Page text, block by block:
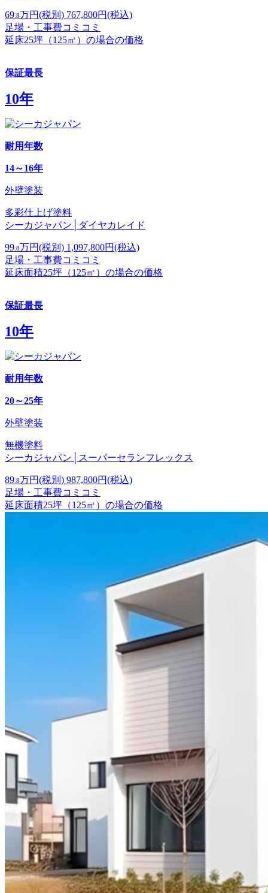
69 .8万円(税別) 767,800円(税込)
足場・工事費コミコミ
延床25坪（125㎡）の場合の価格
保証最長
10年
耐用年数
14～16年
外壁塗装
多彩仕上げ塗料
シーカジャパン│ダイヤカレイド
99 .8万円(税別) 1,097,800円(税込)
足場・工事費コミコミ
延床面積25坪（125㎡）の場合の価格
保証最長
10年
耐用年数
20～25年
外壁塗装
無機塗料
シーカジャパン│スーパーセランフレックス
89 .8万円(税別) 987,800円(税込)
足場・工事費コミコミ
延床面積25坪（125㎡）の場合の価格